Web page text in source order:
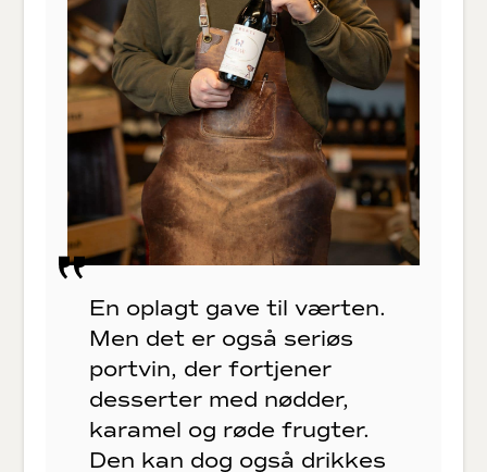
En oplagt gave til værten.
Men det er også seriøs
portvin, der fortjener
desserter med nødder,
karamel og røde frugter.
Den kan dog også drikkes